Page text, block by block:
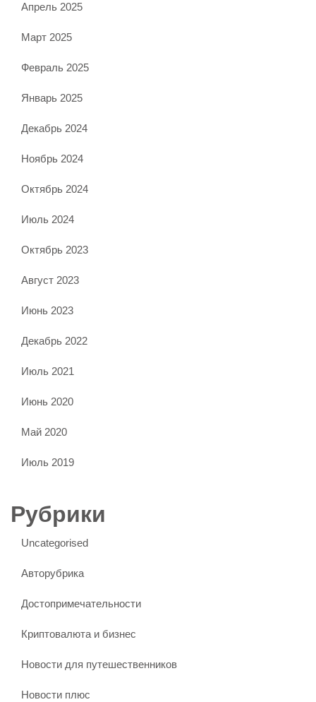
Апрель 2025
Март 2025
Февраль 2025
Январь 2025
Декабрь 2024
Ноябрь 2024
Октябрь 2024
Июль 2024
Октябрь 2023
Август 2023
Июнь 2023
Декабрь 2022
Июль 2021
Июнь 2020
Май 2020
Июль 2019
Рубрики
Uncategorised
Авторубрика
Достопримечательности
Криптовалюта и бизнес
Новости для путешественников
Новости плюс